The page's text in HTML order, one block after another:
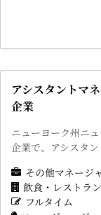
アシスタントマ
企業
ニューヨーク州ニ
企業で、アシスタ
その他マネージ
飲食・レストラン
フルタイム